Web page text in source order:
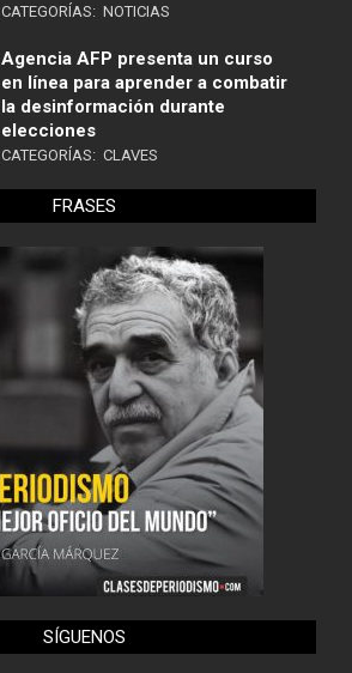
CATEGORÍAS: NOTICIAS
Agencia AFP presenta un curso
en línea para aprender a combatir
la desinformación durante
elecciones
CATEGORÍAS: CLAVES
FRASES
SÍGUENOS